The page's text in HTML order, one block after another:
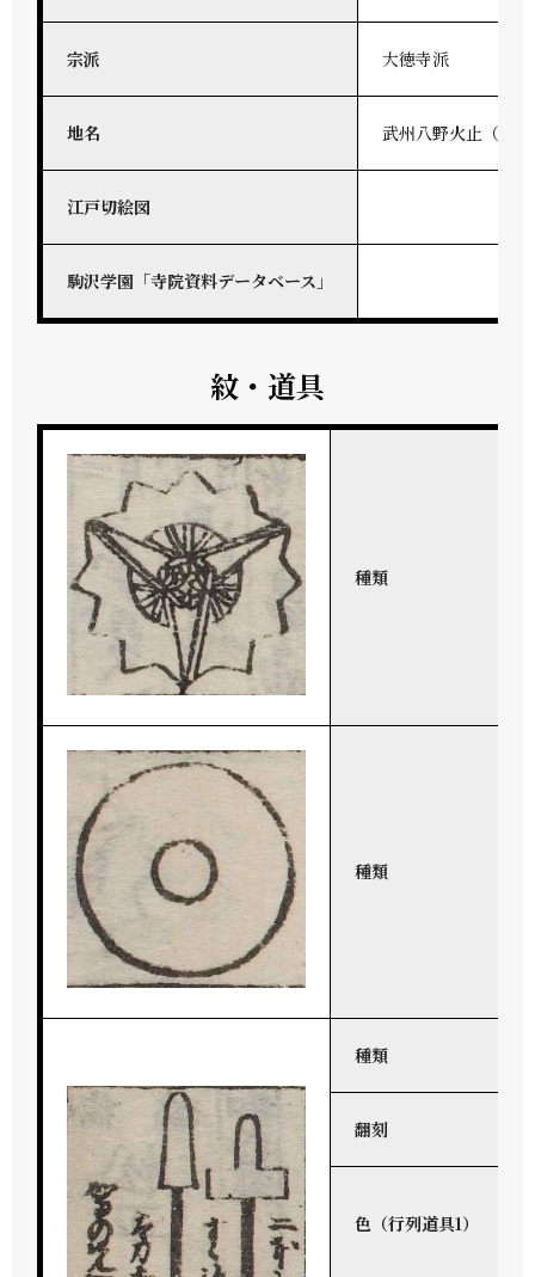
宗派 大徳寺派
地名 武州八野火止（地
江戸切絵図
駒沢学園「寺院資料データベース」
紋・道具
種類
種類
種類
翻刻
色（行列道具1）